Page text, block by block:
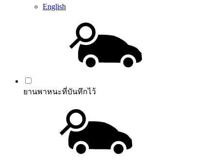
English
ยานพาหนะที่บันทึกไว้